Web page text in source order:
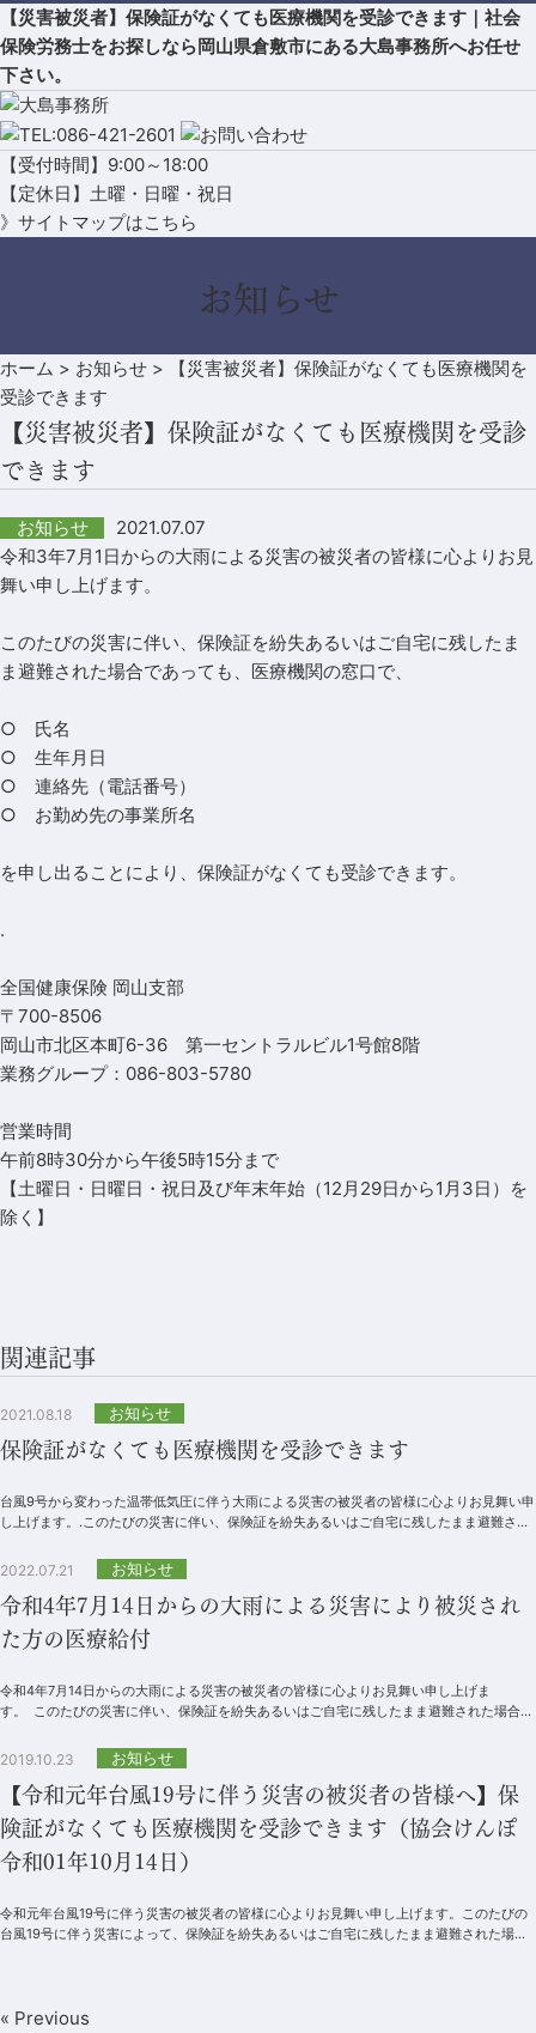
【災害被災者】保険証がなくても医療機関を受診できます｜社会
保険労務士をお探しなら岡山県倉敷市にある大島事務所へお任せ
下さい。
【受付時間】9:00～18:00
【定休日】土曜・日曜・祝日
》サイトマップはこちら
お知らせ
ホーム > お知らせ >
【災害被災者】保険証がなくても医療機関を
受診できます
【災害被災者】保険証がなくても医療機関を受診
できます
お知らせ
2021.07.07
令和3年7月1日からの大雨による災害の被災者の皆様に心よりお見
舞い申し上げます。
このたびの災害に伴い、保険証を紛失あるいはご自宅に残したま
ま避難された場合であっても、医療機関の窓口で、
○ 氏名
○ 生年月日
○ 連絡先（電話番号）
○ お勤め先の事業所名
を申し出ることにより、保険証がなくても受診できます。
.
全国健康保険 岡山支部
〒700-8506
岡山市北区本町6-36 第一セントラルビル1号館8階
業務グループ：086-803-5780
営業時間
午前8時30分から午後5時15分まで
【土曜日・日曜日・祝日及び年末年始（12月29日から1月3日）を
除く】
関連記事
2021.08.18 お知らせ
保険証がなくても医療機関を受診できます
台風9号から変わった温帯低気圧に伴う大雨による災害の被災者の皆様に心よりお見舞い申
し上げます。.このたびの災害に伴い、保険証を紛失あるいはご自宅に残したまま避難され
2022.07.21 お知らせ
令和4年7月14日からの大雨による災害により被災され
た方の医療給付
令和4年7月14日からの大雨による災害の被災者の皆様に心よりお見舞い申し上げま
す。 このたびの災害に伴い、保険証を紛失あるいはご自宅に残したまま避難された場合で
2019.10.23 お知らせ
【令和元年台風19号に伴う災害の被災者の皆様へ】保
険証がなくても医療機関を受診できます（協会けんぽ
令和01年10月14日）
令和元年台風19号に伴う災害の被災者の皆様に心よりお見舞い申し上げます。このたびの
台風19号に伴う災害によって、保険証を紛失あるいはご自宅に残したまま避難された場合
« Previous